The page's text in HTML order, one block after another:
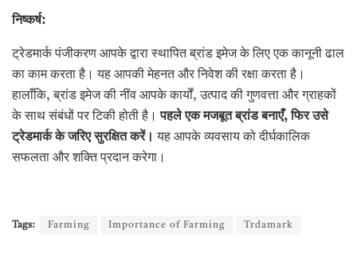
निष्कर्ष:
ट्रेडमार्क पंजीकरण आपके द्वारा स्थापित ब्रांड इमेज के लिए एक कानूनी ढाल
का काम करता है। यह आपकी मेहनत और निवेश की रक्षा करता है।
हालाँकि, ब्रांड इमेज की नींव आपके कार्यों, उत्पाद की गुणवत्ता और ग्राहकों
के साथ संबंधों पर टिकी होती है।पहले एक मजबूत ब्रांड बनाएँ,फिर उसे
ट्रेडमार्क के जरिए सुरक्षित करें।
यह आपके व्यवसाय को दीर्घकालिक
सफलता और शक्ति प्रदान करेगा।
Tags: Farming Importance of Farming Trdamark